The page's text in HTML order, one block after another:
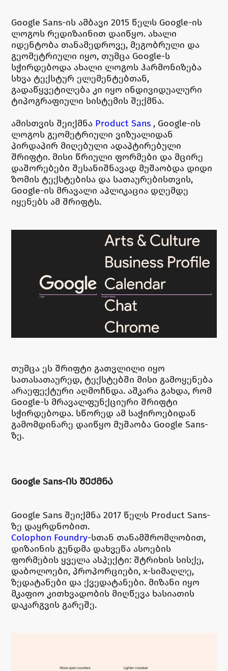
Google Sans-ის ამბავი 2015 წელს Google-ის
ლოგოს რედიზაინით დაიწყო. ახალი
იდენტობა თანამედროვე, მეგობრული და
გეომეტრიული იყო, თუმცა Google-ს
სჭირდებოდა ახალი ლოგოს ჰარმონიზება
სხვა ტექსტურ ელემენტებთან,
გადაწყვეტილება კი იყო ინდივიდუალური
ტიპოგრაფიული სისტემის შექმნა.
ამისთვის შეიქმნა Product Sans , Google-ის
ლოგოს გეომეტრიული ვიზუალიდან
პირდაპირ მიღებული ადაპტირებული
შრიფტი. მისი წრიული ფორმები და მცირე
დაშორებები შესანიშნავად მუშაობდა დიდი
ზომის ტექსტებისა და სათაურებისთვის,
Google-ის მრავალი აპლიკაცია დღემდე
იყენებს ამ შრიფტს.
თუმცა ეს შრიფტი გათვლილი იყო
სათასათაურედ, ტექსტებში მისი გამოყენება
არაეფექტური აღმოჩნდა. აშკარა გახდა, რომ
Google-ს მრავალფუნქციური შრიფტი
სჭირდებოდა. სწორედ ამ საჭიროებიდან
გამომდინარე დაიწყო მუშაობა Google Sans-
ზე.
Google Sans-ᲘᲡ ᲨᲔᲥᲛᲜᲐ
Google Sans შეიქმნა 2017 წელს Product Sans-
ზე დაყრდნობით.
Colophon Foundry-სთან თანამშრომლობით,
დიზაინის გუნდმა დახვეწა ასოების
ფორმების ყველა ასპექტი: შტრიხის სისქე,
დაბოლოები, პროპორციები, x-სიმაღლე,
ზედატანები და ქვედატანები. მიზანი იყო
მკაფიო კითხვადობის მიღწევა ხასიათის
დაკარგვის გარეშე.